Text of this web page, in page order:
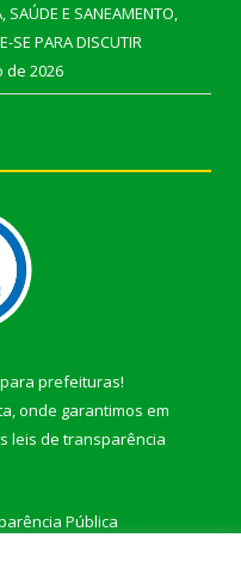
SAÚDE E SANEAMENTO,
SE PARA DISCUTIR
de 2026
prefeituras!
onde garantimos em
leis de transparência
Pública